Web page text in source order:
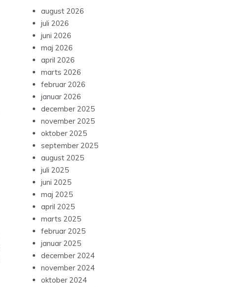
august 2026
juli 2026
juni 2026
maj 2026
april 2026
marts 2026
februar 2026
januar 2026
december 2025
november 2025
oktober 2025
september 2025
august 2025
juli 2025
juni 2025
maj 2025
april 2025
marts 2025
februar 2025
januar 2025
december 2024
november 2024
oktober 2024